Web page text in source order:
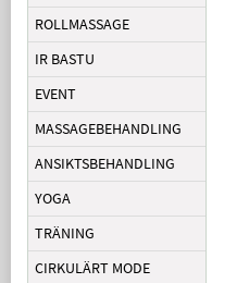
ROLLMASSAGE
IR BASTU
EVENT
MASSAGEBEHANDLING
ANSIKTSBEHANDLING
YOGA
TRÄNING
CIRKULÄRT MODE